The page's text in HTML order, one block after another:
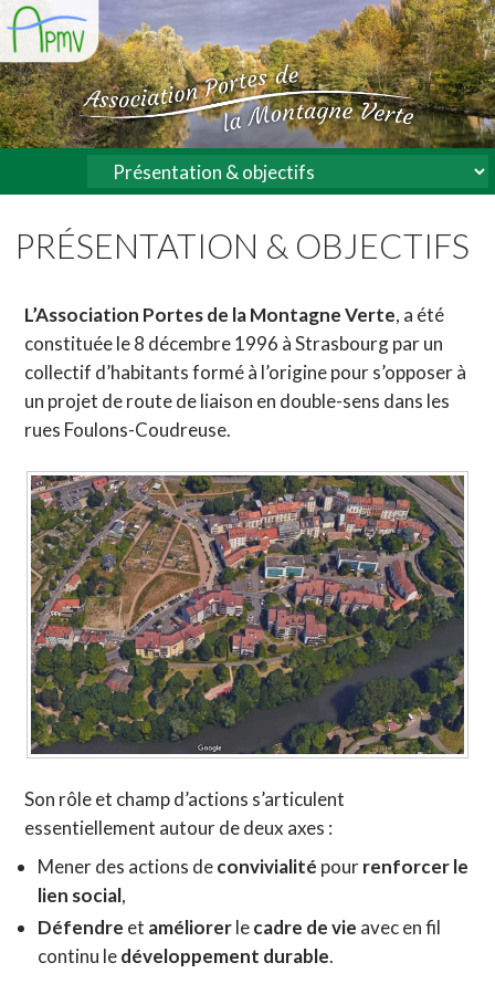
PRÉSENTATION & OBJECTIFS
L’Association Portes de la Montagne Verte, a été
constituée le 8 décembre 1996 à Strasbourg par un
collectif d’habitants formé à l’origine pour s’opposer à
un projet de route de liaison en double-sens dans les
rues Foulons-Coudreuse.
Son rôle et champ d’actions s’articulent
essentiellement autour de deux axes :
Mener des actions deconvivialité pourrenforcer le
lien social,
Défendre et améliorerlecadre de vie avec en fil
continu ledéveloppement durable.